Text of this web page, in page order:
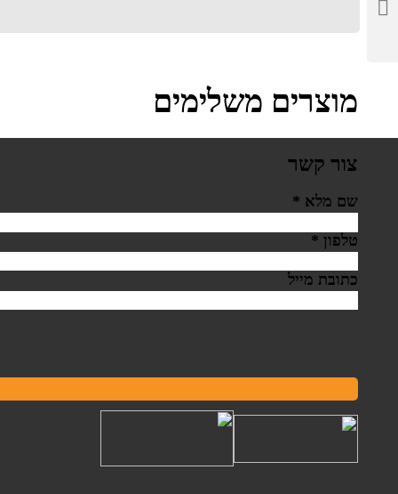
מוצרים משלימים
צור קשר
שם מלא *
טלפון *
כתובת מייל